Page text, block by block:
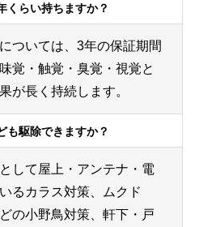
くらい持ちますか？
ついては、3年の保証期間
覚・触覚・臭覚・視覚と
が長く持続します。
も駆除できますか？
して屋上・アンテナ・電
るカラス対策、ムクド
の小野鳥対策、軒下・戸